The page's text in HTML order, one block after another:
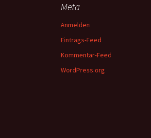
Meta
Anmelden
Eintrags-Feed
Kommentar-Feed
WordPress.org